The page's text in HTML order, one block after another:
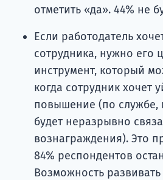
отметить «да». 44% не
Если работодатель
сотрудника, нужно его
инструмент, который
когда сотрудник хочет
повышение (по службе,
будет неразрывно
вознаграждения). Это
84% респондентов
Возможность